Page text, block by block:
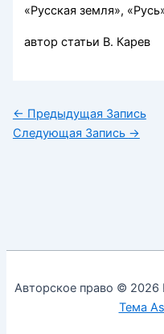
«Русская земля»,
автор статьи В. Карев
← Предыдущая Запись
Следующая Запись →
Авторское право ©
Тема